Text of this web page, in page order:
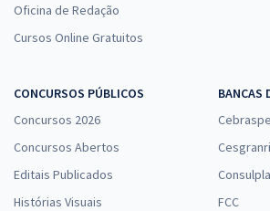
Oficina de Redação
Cursos Online Gratuitos
CONCURSOS PÚBLICOS
Concursos 2026
Concursos Abertos
Editais Publicados
Histórias Visuais
BANCAS
Cebraspe
FCC